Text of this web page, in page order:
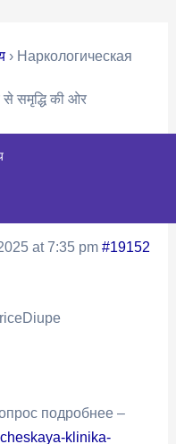
समृद्धि की ओर
› Наркологическая
at 7:35 pm #19152
подробнее –
klinika-